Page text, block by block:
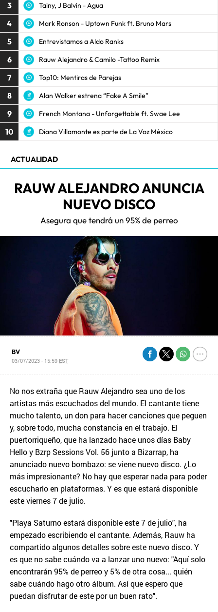
3 Tainy, J Balvin - Agua
4 Mark Ronson - Uptown Funk ft. Bruno Mars
5 Entrevistamos a Aldo Ranks
6 Rauw Alejandro & Camilo -Tattoo Remix
7 Top10: Mentiras de Parejas
8 Alan Walker estrena “Fake A Smile”
9 French Montana - Unforgettable ft. Swae Lee
10 Diana Villamonte es parte de La Voz México
ACTUALIDAD
RAUW ALEJANDRO ANUNCIA
NUEVO DISCO
Asegura que tendrá un 95% de perreo
BV
03/07/2023 - 15:59 EST
No nos extraña que Rauw Alejandro sea uno de los
artistas más escuchados del mundo. El cantante tiene
mucho talento, un don para hacer canciones que peguen
y, sobre todo, mucha constancia en el trabajo. El
puertorriqueño, que ha lanzado hace unos días Baby
Hello y Bzrp Sessions Vol. 56 junto a Bizarrap, ha
anunciado nuevo bombazo: se viene nuevo disco. ¿Lo
más impresionante? No hay que esperar nada para poder
escucharlo en plataformas. Y es que estará disponible
este viernes 7 de julio.
"Playa Saturno estará disponible este 7 de julio", ha
empezado escribiendo el cantante. Además, Rauw ha
compartido algunos detalles sobre este nuevo disco. Y
es que no sabe cuándo va a lanzar uno nuevo: "Aquí solo
encontrarán 95% de perreo y 5% de otra cosa... quién
sabe cuándo hago otro álbum. Así que espero que
puedan disfrutar de este por un buen rato".